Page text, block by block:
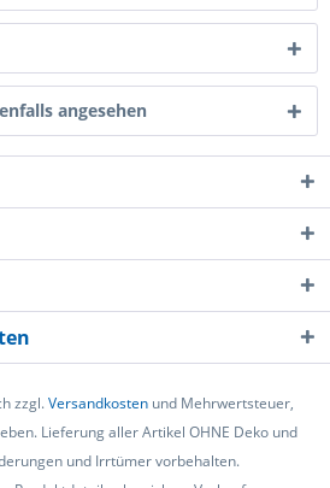
angesehen
zzgl.Versandkosten und Mehrwertsteuer,
Lieferung aller Artikel OHNE Deko und
und Irrtümer vorbehalten.